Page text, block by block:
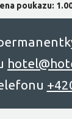
poukazu: